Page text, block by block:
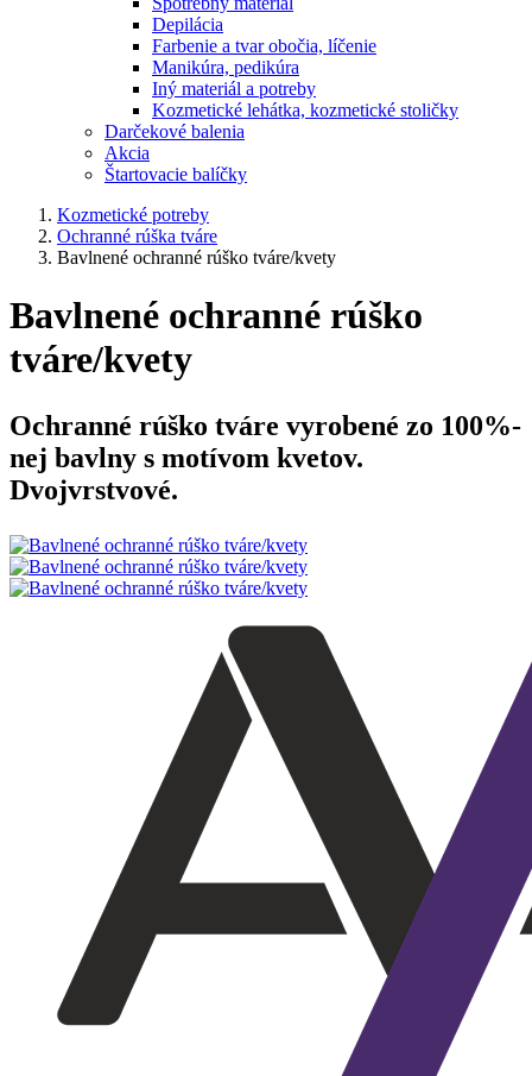
Depilácia
Farbenie a tvar obočia, líčenie
Manikúra, pedikúra
Iný materiál a potreby
Kozmetické lehátka, kozmetické stoličky
Darčekové balenia
Akcia
Štartovacie balíčky
Kozmetické potreby
Ochranné rúška tváre
Bavlnené ochranné rúško tváre/kvety
Bavlnené ochranné rúško
tváre/kvety
Ochranné rúško tváre vyrobené zo 100%-
nej bavlny s motívom kvetov.
Dvojvrstvové.